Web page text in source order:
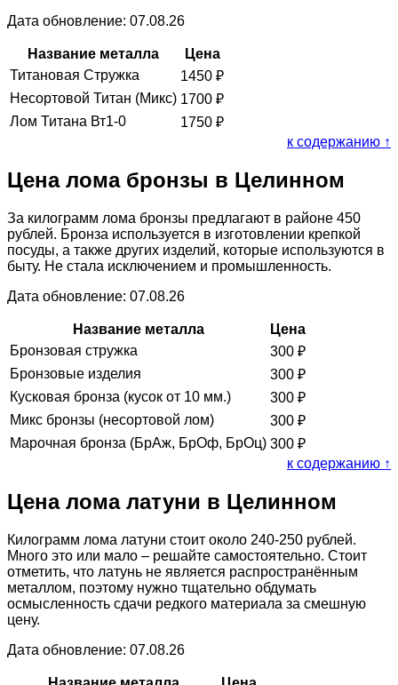
Дата обновление: 07.08.26
Название металла
Цена
Титановая Стружка
1450 ₽
Несортовой Титан (Микс) 1700 ₽
Лом Титана Вт1-0
1750 ₽
к содержанию ↑
Цена лома бронзы в Целинном
За килограмм лома бронзы предлагают в районе 450
рублей. Бронза используется в изготовлении крепкой
посуды, а также других изделий, которые используются в
быту. Не стала исключением и промышленность.
Дата обновление: 07.08.26
Название металла
Цена
Бронзовая стружка
300 ₽
Бронзовые изделия
300 ₽
Кусковая бронза (кусок от 10 мм.)
300 ₽
Микс бронзы (несортовой лом)
300 ₽
Марочная бронза (БрАж, БрОф, БрОц) 300 ₽
к содержанию ↑
Цена лома латуни в Целинном
Килограмм лома латуни стоит около 240-250 рублей.
Много это или мало – решайте самостоятельно. Стоит
отметить, что латунь не является распространённым
металлом, поэтому нужно тщательно обдумать
осмысленность сдачи редкого материала за смешную
цену.
Дата обновление: 07.08.26